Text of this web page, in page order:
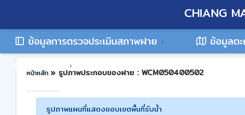
CHIANG
ข้อมูลการตรวจประเมินสภาพฝาย ข้อมูลต
หน้าหลัก » รูปภาพประกอบของฝาย : WCM050400502
รูปภาพแผนที่แสดงขอบเขตพื้นที่รับน้ำ